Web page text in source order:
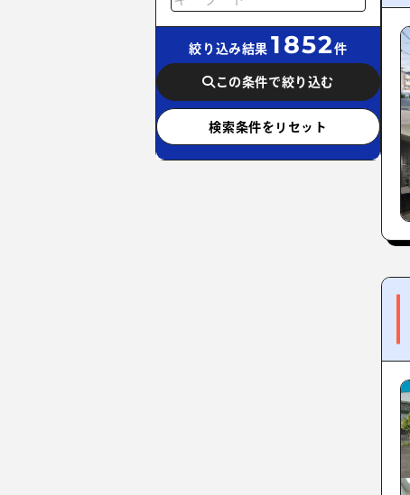
絞り込み結果 1852件
この条件で絞り込む
検索条件をリセット